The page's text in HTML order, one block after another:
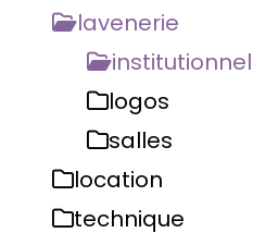
lavenerie
institutionnel
logos
salles
location
technique